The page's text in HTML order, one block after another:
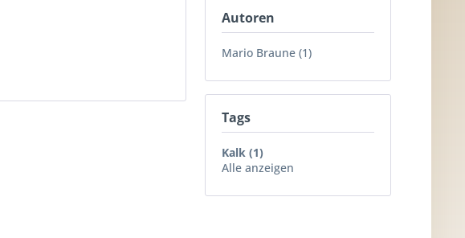
Autoren
Mario Braune (1)
Tags
Kalk (1)
Alle anzeigen